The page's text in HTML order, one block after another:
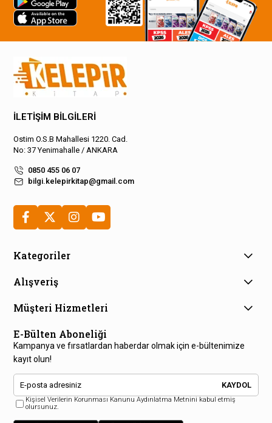
İLETİŞİM BİLGİLERİ
Ostim O.S.B Mahallesi 1220. Cad.
No: 37 Yenimahalle / ANKARA
0850 455 06 07
bilgi.kelepirkitap@gmail.com
Kategoriler
Alışveriş
Müşteri Hizmetleri
E-Bülten Aboneliği
Kampanya ve fırsatlardan haberdar olmak için e-bültenimize
kayıt olun!
KAYDOL
Kişisel Verilerin Korunması Kanunu Aydınlatma Metnini kabul etmiş
olursunuz.